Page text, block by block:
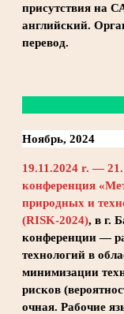
присутствия на
английский.
перевод.
Ноябрь, 2024
19.11.2024 r. —
конференция
природных и
(RISK-2024), в г.
конференции —
технологий в
минимизации
рисков
очная. Рабочие